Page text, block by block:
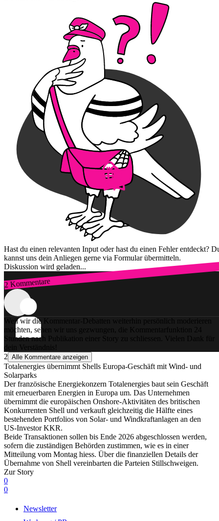
Hast du einen relevanten Input oder hast du einen Fehler entdeckt?
kannst uns dein Anliegen gerne via Formular übermitteln.
Diskussion wird geladen...
2 Kommentare
Zum Login
Weil wir die Kommentar-Debatten weiterhin persönlich moderieren
möchten, sehen wir uns gezwungen, die Kommentarfunktion 24
Stunden nach Publikation einer Story zu schliessen. Vielen Dank für
dein Verständnis!
2 Alle Kommentare anzeigen
Totalenergies übernimmt Shells Europa-Geschäft mit Wind- und
Solarparks
Der französische Energiekonzern Totalenergies baut sein Geschäft
mit erneuerbaren Energien in Europa um. Das Unternehmen
übernimmt die europäischen Onshore-Aktivitäten des britischen
Konkurrenten Shell und verkauft gleichzeitig die Hälfte eines
bestehenden Portfolios von Solar- und Windkraftanlagen an den
US-Investor KKR.
Beide Transaktionen sollen bis Ende 2026 abgeschlossen werden,
sofern die zuständigen Behörden zustimmen, wie es in einer
Mitteilung vom Montag hiess. Über die finanziellen Details der
Übernahme von Shell vereinbarten die Parteien Stillschweigen.
Zur Story
0
0
Newsletter